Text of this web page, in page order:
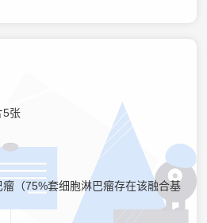
5张
（75%套细胞淋巴瘤存在该融合基